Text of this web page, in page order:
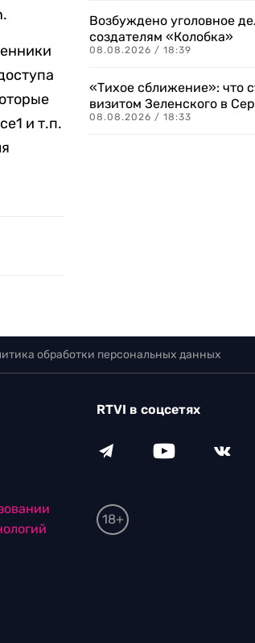
и т.п.
Возбуждено уголовное
создателям «Колобка»
08.08.2026 / 18:39
«Тихое сближение»: что
визитом Зеленского в
08.08.2026 / 18:33
обработки персональных данных
RTVI в соцсетях
18+